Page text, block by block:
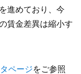
進めており、今
賃金差異は縮小す
ページをご参照